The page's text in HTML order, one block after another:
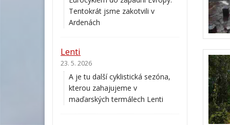
Tentokrát jsme zakotvili v
Ardenách
Lenti
23. 5. 2026
A je tu další cyklistická sezóna,
kterou zahajujeme v
maďarských termálech Lenti